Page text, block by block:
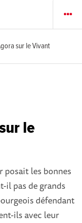
sur le Vivant
le
posait les bonnes
il pas de grands
défendant
ils avec leur